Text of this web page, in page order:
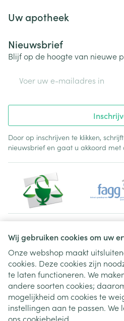
Wij gebruiken cookies om uw
Onze webshop maakt
cookies. Deze cookies zijn
te laten functioneren. We
andere soorten cookies;
mogelijkheid om cookies te
instellingen aan te passen.
ons cookiebeleid
Uw apotheek
Nieuwsbrief
Blijf op de hoogte van nieuwe
Door op inschrijven te klikken,
nieuwsbrief en gaat u akkoord met
Juridische links